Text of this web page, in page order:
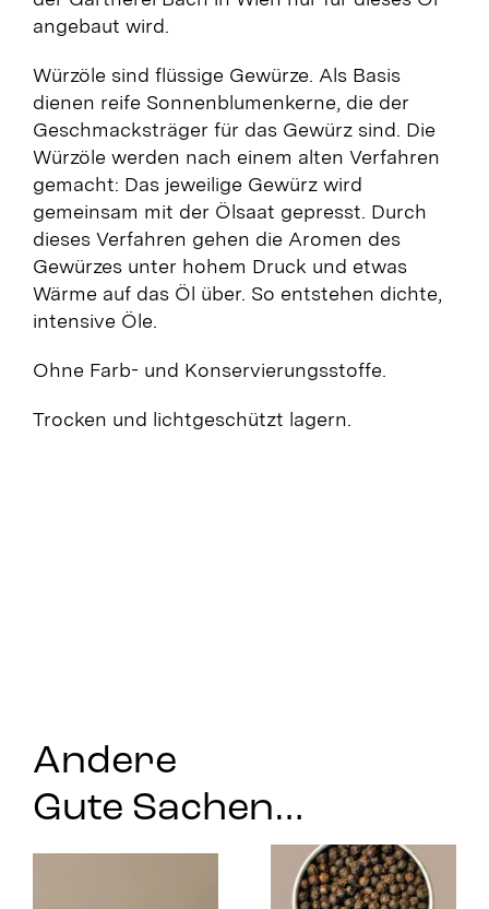
angebaut wird.
Würzöle sind flüssige Gewürze. Als Basis
dienen reife Sonnenblumenkerne, die der
Geschmacksträger für das Gewürz sind. Die
Würzöle werden nach einem alten Verfahren
gemacht: Das jeweilige Gewürz wird
gemeinsam mit der Ölsaat gepresst. Durch
dieses Verfahren gehen die Aromen des
Gewürzes unter hohem Druck und etwas
Wärme auf das Öl über. So entstehen dichte,
intensive Öle.
Ohne Farb- und Konservierungsstoffe.
Trocken und lichtgeschützt lagern.
Andere
Gute Sachen…